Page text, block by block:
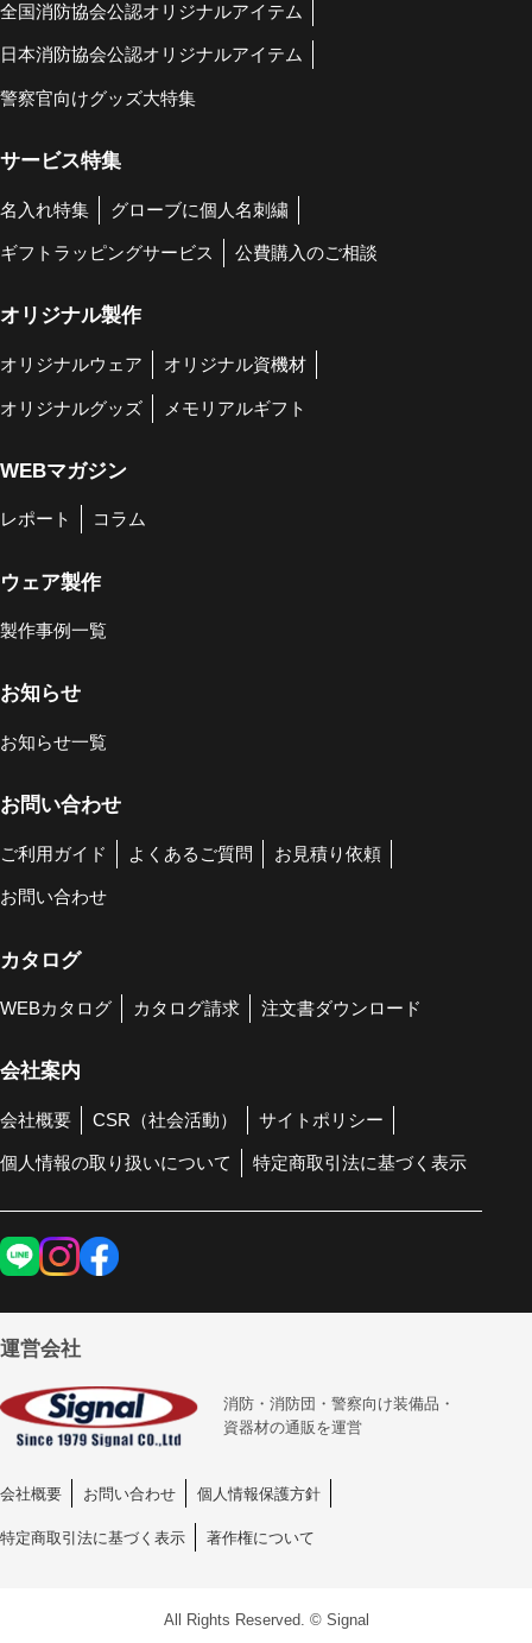
全国消防協会公認オリジナルアイテム
日本消防協会公認オリジナルアイテム
警察官向けグッズ大特集
サービス特集
名入れ特集 グローブに個人名刺繍
ギフトラッピングサービス 公費購入のご相談
オリジナル製作
オリジナルウェア オリジナル資機材
オリジナルグッズ メモリアルギフト
WEBマガジン
レポート コラム
ウェア製作
製作事例一覧
お知らせ
お知らせ一覧
お問い合わせ
ご利用ガイド よくあるご質問 お見積り依頼
お問い合わせ
カタログ
WEBカタログ カタログ請求 注文書ダウンロード
会社案内
会社概要 CSR（社会活動） サイトポリシー
個人情報の取り扱いについて 特定商取引法に基づく表示
運営会社
消防・消防団・警察向け装備品・
資器材の通販を運営
会社概要 お問い合わせ 個人情報保護方針
特定商取引法に基づく表示 著作権について
All Rights Reserved. © Signal